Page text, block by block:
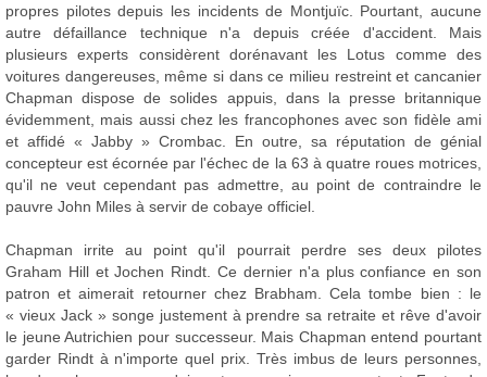
propres pilotes depuis les incidents de Montjuïc. Pourtant, aucune
autre défaillance technique n'a depuis créée d'accident. Mais
plusieurs experts considèrent dorénavant les Lotus comme des
voitures dangereuses, même si dans ce milieu restreint et cancanier
Chapman dispose de solides appuis, dans la presse britannique
évidemment, mais aussi chez les francophones avec son fidèle ami
et affidé « Jabby » Crombac. En outre, sa réputation de génial
concepteur est écornée par l'échec de la 63 à quatre roues motrices,
qu'il ne veut cependant pas admettre, au point de contraindre le
pauvre John Miles à servir de cobaye officiel.
Chapman irrite au point qu'il pourrait perdre ses deux pilotes
Graham Hill et Jochen Rindt. Ce dernier n'a plus confiance en son
patron et aimerait retourner chez Brabham. Cela tombe bien : le
« vieux Jack » songe justement à prendre sa retraite et rêve d'avoir
le jeune Autrichien pour successeur. Mais Chapman entend pourtant
garder Rindt à n'importe quel prix. Très imbus de leurs personnes,